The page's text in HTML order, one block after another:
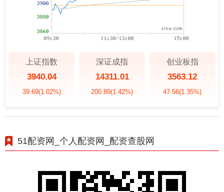
上证指数
3940.04
39.69(1.02%)
深证成指
14311.01
200.89(1.42%)
创业板指
3563.12
47.56(1.35%)
51配资网_个人配资网_配资查股网